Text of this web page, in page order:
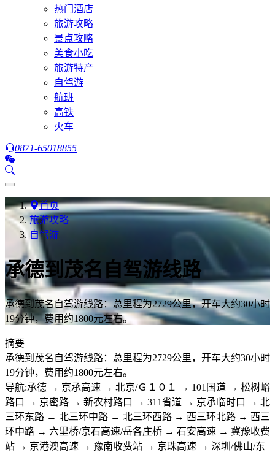
热门酒店
旅游攻略
景点攻略
美食小吃
旅游特产
自驾游
航班
高铁
火车
0871-65018855
首页
旅游攻略
自驾游
承德到茂名自驾游线路
承德到茂名自驾游线路：总里程为2729公里，开车大约30小时
19分钟，费用约1800元左右。
摘要
承德到茂名自驾游线路：总里程为2729公里，开车大约30小时
19分钟，费用约1800元左右。
导航:承德 → 京承高速 → 北京/Ｇ１０１ → 101国道 → 松树峪
路口 → 京密路 → 新农村路口 → 311省道 → 京承临时口 → 北
三环东路 → 北三环中路 → 北三环西路 → 西三环北路 → 西三
环中路 → 六里桥/京石高速/岳各庄桥 → 石安高速 → 冀豫收费
站 → 京港澳高速 → 豫南收费站 → 京珠高速 → 深圳/佛山/东